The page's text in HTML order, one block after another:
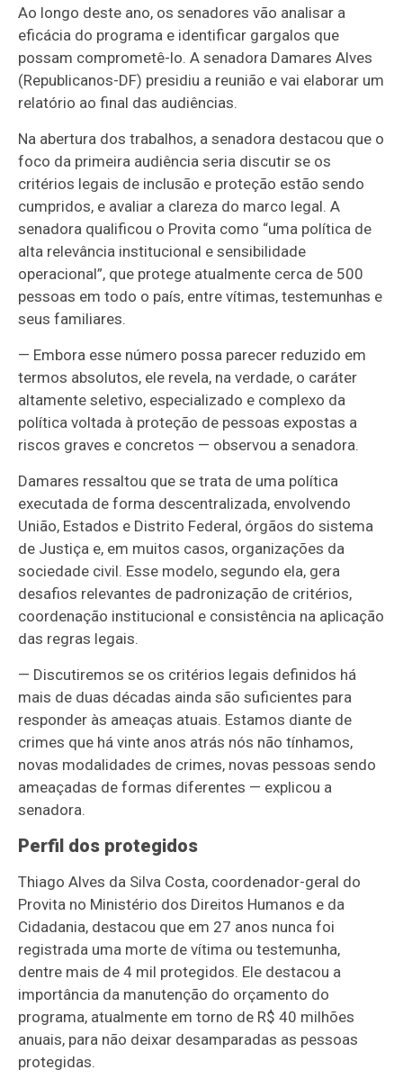
Ao longo deste ano, os senadores vão analisar a
eficácia do programa e identificar gargalos que
possam comprometê-lo. A senadora Damares Alves
(Republicanos-DF) presidiu a reunião e vai elaborar um
relatório ao final das audiências.
Na abertura dos trabalhos, a senadora destacou que o
foco da primeira audiência seria discutir se os
critérios legais de inclusão e proteção estão sendo
cumpridos, e avaliar a clareza do marco legal. A
senadora qualificou o Provita como “uma política de
alta relevância institucional e sensibilidade
operacional”, que protege atualmente cerca de 500
pessoas em todo o país, entre vítimas, testemunhas e
seus familiares.
— Embora esse número possa parecer reduzido em
termos absolutos, ele revela, na verdade, o caráter
altamente seletivo, especializado e complexo da
política voltada à proteção de pessoas expostas a
riscos graves e concretos — observou a senadora.
Damares ressaltou que se trata de uma política
executada de forma descentralizada, envolvendo
União, Estados e Distrito Federal, órgãos do sistema
de Justiça e, em muitos casos, organizações da
sociedade civil. Esse modelo, segundo ela, gera
desafios relevantes de padronização de critérios,
coordenação institucional e consistência na aplicação
das regras legais.
— Discutiremos se os critérios legais definidos há
mais de duas décadas ainda são suficientes para
responder às ameaças atuais. Estamos diante de
crimes que há vinte anos atrás nós não tínhamos,
novas modalidades de crimes, novas pessoas sendo
ameaçadas de formas diferentes — explicou a
senadora.
Perfil dos protegidos
Thiago Alves da Silva Costa, coordenador-geral do
Provita no Ministério dos Direitos Humanos e da
Cidadania, destacou que em 27 anos nunca foi
registrada uma morte de vítima ou testemunha,
dentre mais de 4 mil protegidos. Ele destacou a
importância da manutenção do orçamento do
programa, atualmente em torno de R$ 40 milhões
anuais, para não deixar desamparadas as pessoas
protegidas.